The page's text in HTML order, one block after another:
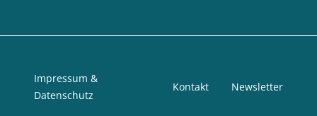
Impressum &
Datenschutz
Kontakt Newsletter